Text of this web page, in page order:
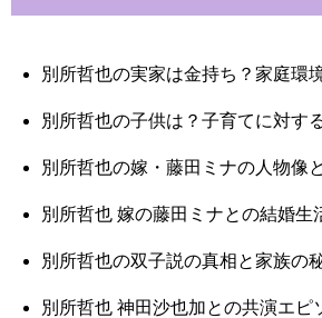
別所哲也の実家は金持ち？家庭環
別所哲也の子供は？子育てに対す
別所哲也の嫁・藤田ミナの人物像
別所哲也 嫁の藤田ミナとの結婚生
別所哲也の双子説の真相と家族の
別所哲也 神田沙也加との共演エピ